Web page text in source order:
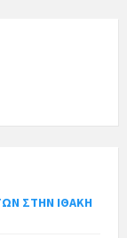
ΣΤΗΝ ΙΘΑΚΗ